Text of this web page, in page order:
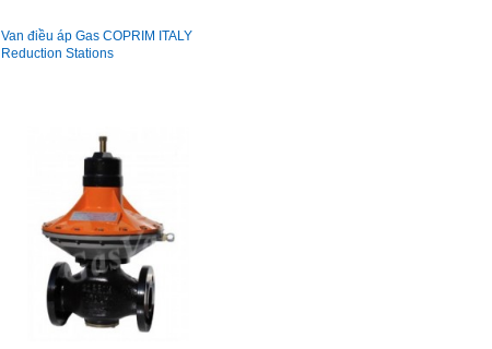
Van điều áp Gas COPRIM ITALY
Reduction Stations